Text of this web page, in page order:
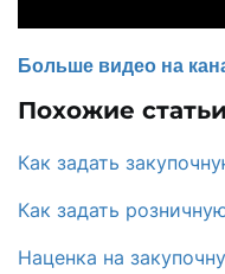
Больше видео на
Похожие статьи
Как задать
Как задать
Наценка на